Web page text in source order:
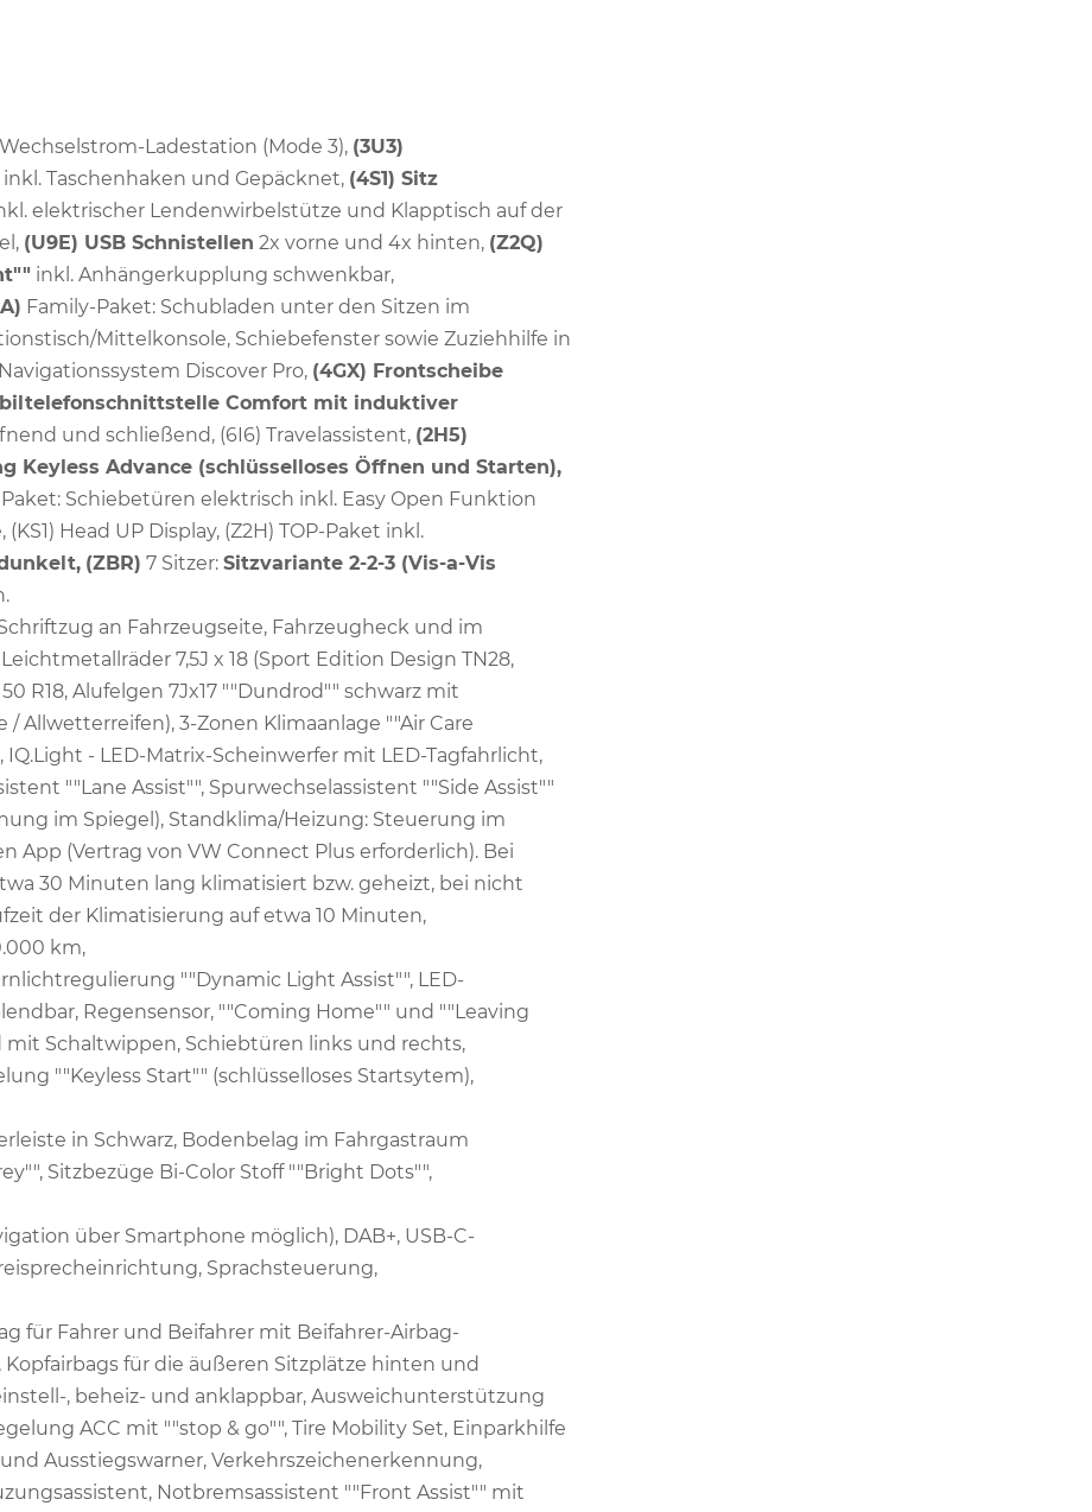
Ladestation (Mode 3), (3U3)
Taschenhaken und Gepäcknet, (4S1) Sitz
elektrischer Lendenwirbelstütze und Klapptisch auf der
(U9E) USB Schnistellen 2x vorne und 4x hinten, (Z2Q)
inkl. Anhängerkupplung schwenkbar,
Family-Paket: Schubladen unter den Sitzen im
Mittelkonsole, Schiebefenster sowie Zuziehhilfe in
Discover Pro, (4GX) Frontscheibe
Comfort mit induktiver
und schließend, (6I6) Travelassistent, (2H5)
Keyless Advance (schlüsselloses Öffnen und Starten),
Paket: Schiebetüren elektrisch inkl. Easy Open Funktion
Head UP Display, (Z2H) TOP-Paket inkl.
(ZBR) 7 Sitzer: Sitzvariante 2-2-3 (Vis-a-Vis
an Fahrzeugseite, Fahrzeugheck und im
7,5J x 18 (Sport Edition Design TN28,
R18, Alufelgen 7Jx17 ""Dundrod"" schwarz mit
Allwetterreifen), 3-Zonen Klimaanlage ""Air Care
- LED-Matrix-Scheinwerfer mit LED-Tagfahrlicht,
""Lane Assist"", Spurwechselassistent ""Side Assist""
im Spiegel), Standklima/Heizung: Steuerung im
(Vertrag von VW Connect Plus erforderlich). Bei
30 Minuten lang klimatisiert bzw. geheizt, bei nicht
der Klimatisierung auf etwa 10 Minuten,
km,
""Dynamic Light Assist"", LED-
Regensensor, ""Coming Home"" und ""Leaving
Schaltwippen, Schiebtüren links und rechts,
""Keyless Start"" (schlüsselloses Startsytem),
in Schwarz, Bodenbelag im Fahrgastraum
Sitzbezüge Bi-Color Stoff ""Bright Dots"",
über Smartphone möglich), DAB+, USB-C-
Sprachsteuerung,
für Fahrer und Beifahrer mit Beifahrer-Airbag-
für die äußeren Sitzplätze hinten und
, beheiz- und anklappbar, Ausweichunterstützung
ACC mit ""stop & go"", Tire Mobility Set, Einparkhilfe
Ausstiegswarner, Verkehrszeichenerkennung,
Notbremsassistent ""Front Assist"" mit